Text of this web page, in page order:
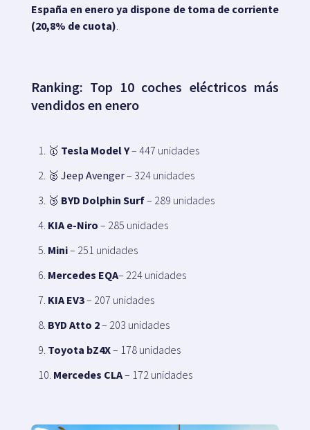
España en enero ya dispone de toma de corriente
(20,8% de cuota).
Ranking: Top 10 coches eléctricos más
vendidos en enero
🥇 Tesla Model Y– 447 unidades
🥈 Jeep Avenger– 324 unidades
🥉 BYD Dolphin Surf– 289 unidades
KIA e-Niro – 285 unidades
Mini– 251 unidades
Mercedes EQA– 224 unidades
KIA EV3– 207 unidades
BYD Atto 2– 203 unidades
Toyota bZ4X– 178 unidades
Mercedes CLA– 172 unidades